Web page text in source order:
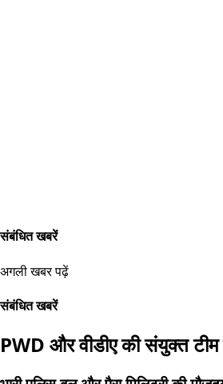
संबंधित खबरें
अगली खबर पढ़ें
संबंधित खबरें
PWD और वीडीए की संयुक्त